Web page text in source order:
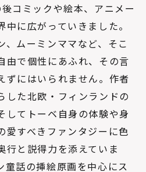
コミックや絵本、アニメー
に広がっていきました。
、ムーミンママなど、そこ
由で個性にあふれ、その言
ずにはいられません。作者
した北欧・フィンランドの
してトーベ自身の体験や身
愛すべきファンタジーに色
行と説得力を添えていま
童話の挿絵原画を中心にス